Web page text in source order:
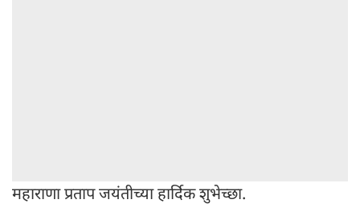
महाराणा प्रताप जयंतीच्या हार्दिक शुभेच्छा.